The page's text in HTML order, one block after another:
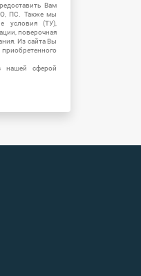
Вам
ПС. Также мы
условия (ТУ),
поверочная
Из сайта Вы
нашей сферой